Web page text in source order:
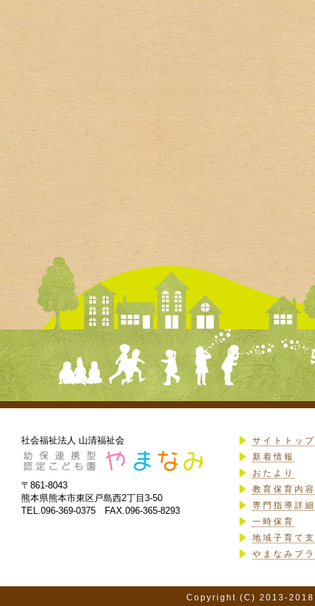
社会福祉法人 山清福祉会
〒861-8043
熊本県熊本市東区戸島西2丁目3-50
TEL.096-369-0375 FAX.096-365-8293
サイトトップ
新着情報
おたより
教育保育内
専門指導詳細
一時保育
地域子育て
やまなみプ
Copyright (C) 2013-